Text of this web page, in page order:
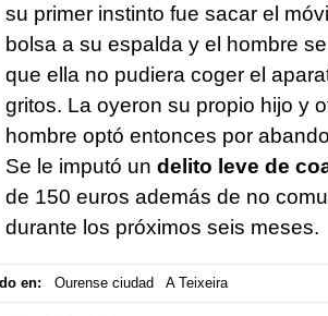
su primer instinto fue sacar el
bolsa a su espalda y el hombre
que ella no pudiera coger el
gritos. La oyeron su propio hijo y
hombre optó entonces por
Se le imputó un delito leve de
de 150 euros además de no
durante los próximos seis meses.
en: Ourense ciudad A Teixeira